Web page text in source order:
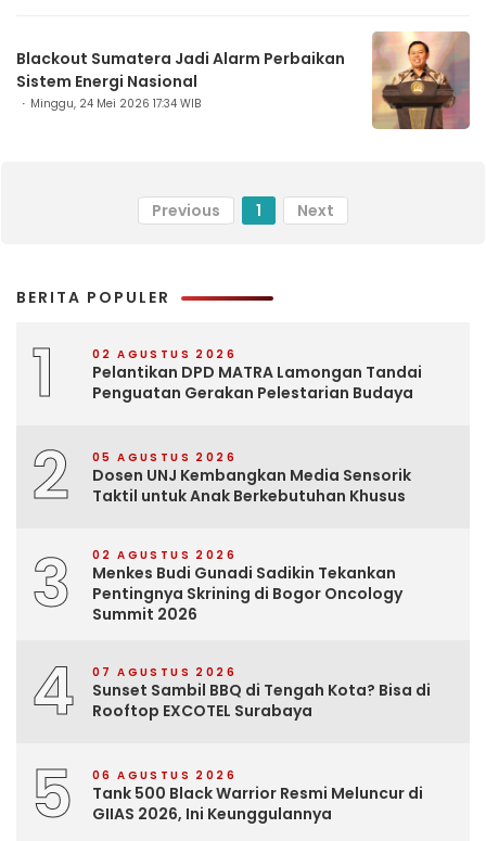
Blackout Sumatera Jadi Alarm Perbaikan
Sistem Energi Nasional
Minggu, 24 Mei 2026 17:34 WIB
Previous 1 Next
BERITA POPULER
1 02 AGUSTUS 2026
Pelantikan DPD MATRA Lamongan Tandai
Penguatan Gerakan Pelestarian Budaya
2 05 AGUSTUS 2026
Dosen UNJ Kembangkan Media Sensorik
Taktil untuk Anak Berkebutuhan Khusus
3 02 AGUSTUS 2026
Menkes Budi Gunadi Sadikin Tekankan
Pentingnya Skrining di Bogor Oncology
Summit 2026
4 07 AGUSTUS 2026
Sunset Sambil BBQ di Tengah Kota? Bisa di
Rooftop EXCOTEL Surabaya
5 06 AGUSTUS 2026
Tank 500 Black Warrior Resmi Meluncur di
GIIAS 2026, Ini Keunggulannya